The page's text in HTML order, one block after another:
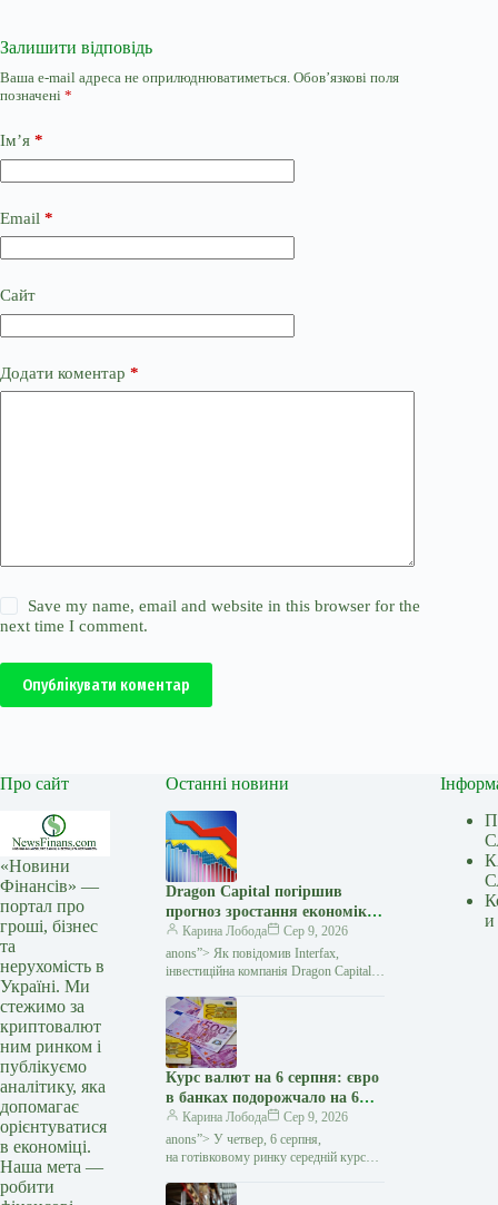
Залишити відповідь
Ваша e-mail адреса не оприлюднюватиметься. Обов’язкові поля
позначені *
Ім’я *
Email *
Сайт
Додати коментар *
Save my name, email and website in this browser for the
next time I comment.
Опублікувати коментар
Про сайт
«Новини
Фінансів» —
портал про
гроші, бізнес
та
нерухомість в
Україні. Ми
стежимо за
криптовалют
ним ринком і
публікуємо
аналітику, яка
допомагає
орієнтуватися
в економіці.
Наша мета —
робити
Останні новини
Dragon Capital погіршив
прогноз зростання економіки
України у 2026 році до 1% —
Мінфін
Карина Лобода
Сер 9, 2026
anons”> Як повідомив Interfax,
інвестиційна компанія Dragon Capital
України у 2026 році. Якщо раніше
аналітики очікували збільшення
Курс валют на 6 серпня: євро
в банках подорожчало на 6
копійок — Мінфін
Карина Лобода
Сер 9, 2026
anons”> У четвер, 6 серпня,
на готівковому ринку середній курс
на 3 копійки у продажу. Євро
и